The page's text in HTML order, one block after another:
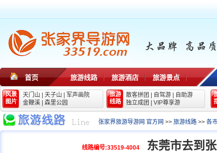
首页 旅游线路 旅游酒店 旅游景点
风景
图片
天门山 天子山
军声画院
金鞭溪
森里公园
旅游
线路
散客拼团 自驾游
自助游
独立成团
VIP尊享游
张家界旅游导游网 官方网 >> 旅游线路 >> 各
线路编号:33519-4004 东莞市去到